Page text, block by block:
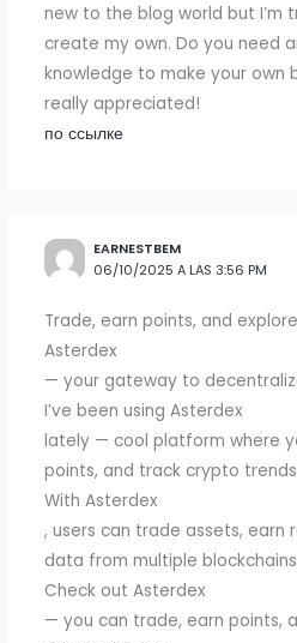
new to the blog world but
create my own. Do you need
knowledge to make your own
really appreciated!
по ссылке
EARNESTBEM
06/10/2025 A LAS 3:56 PM
Trade, earn points, and
Asterdex
— your gateway to
I’ve been using Asterdex
lately — cool platform where
points, and track crypto
With Asterdex
, users can trade assets, earn
data from multiple
Check out Asterdex
— you can trade, earn points,